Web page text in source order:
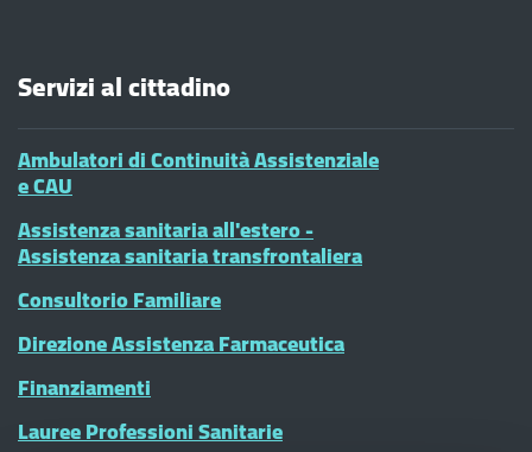
Servizi al cittadino
Ambulatori di Continuità Assistenziale
e CAU
Assistenza sanitaria all'estero -
Assistenza sanitaria transfrontaliera
Consultorio Familiare
Direzione Assistenza Farmaceutica
Finanziamenti
Lauree Professioni Sanitarie